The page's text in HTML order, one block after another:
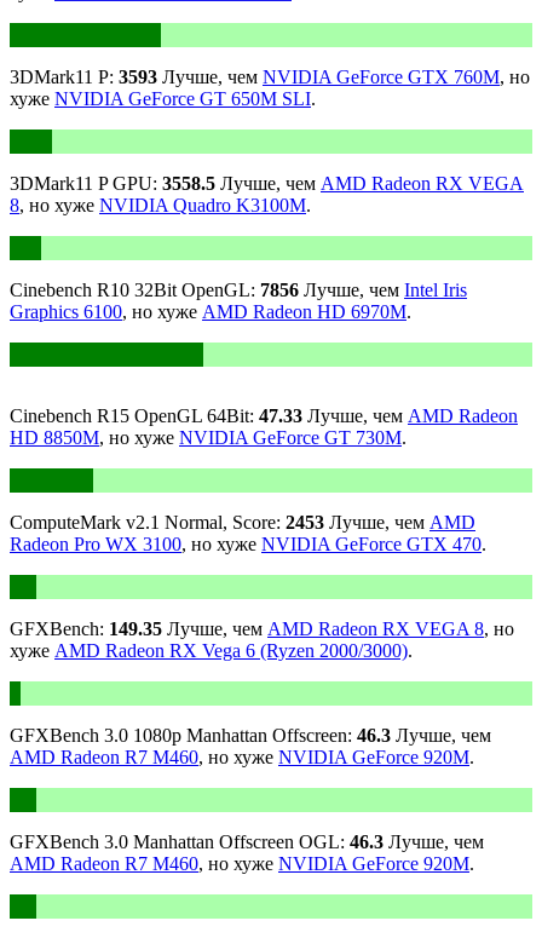
3DMark11 P: 3593 Лучше, чем NVIDIA GeForce GTX 760M, но
хуже NVIDIA GeForce GT 650M SLI.
3DMark11 P GPU: 3558.5 Лучше, чем AMD Radeon RX VEGA
8, но хуже NVIDIA Quadro K3100M.
Cinebench R10 32Bit OpenGL: 7856 Лучше, чем Intel Iris
Graphics 6100, но хуже AMD Radeon HD 6970M.
Cinebench R15 OpenGL 64Bit: 47.33 Лучше, чем AMD Radeon
HD 8850M, но хуже NVIDIA GeForce GT 730M.
ComputeMark v2.1 Normal, Score: 2453 Лучше, чем AMD
Radeon Pro WX 3100, но хуже NVIDIA GeForce GTX 470.
GFXBench: 149.35 Лучше, чем AMD Radeon RX VEGA 8, но
хуже AMD Radeon RX Vega 6 (Ryzen 2000/3000).
GFXBench 3.0 1080p Manhattan Offscreen: 46.3 Лучше, чем
AMD Radeon R7 M460, но хуже NVIDIA GeForce 920M.
GFXBench 3.0 Manhattan Offscreen OGL: 46.3 Лучше, чем
AMD Radeon R7 M460, но хуже NVIDIA GeForce 920M.